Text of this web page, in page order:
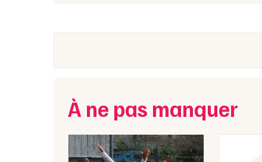
À ne pas manquer